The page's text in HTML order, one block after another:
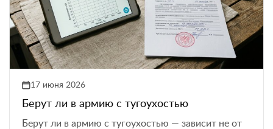
17 июня 2026
Берут ли в армию с тугоухостью
Берут ли в армию с тугоухостью — зависит не от